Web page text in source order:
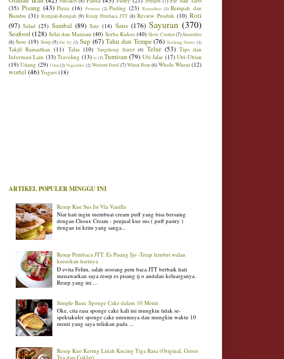
(35) Pisang (43) Pizza (16) Promosi (2) Puding (23) Ramadhan (1) Rempah dan
Bumbu (31) Rempah-Rempah (9) Resep Pembaca JTT (8) Review Produk (10) Roti
(97) Salad (25) Sambal (89) Sate (14) Saus (176) Sayuran (370)
Seafood(128) Selai dan Manisan (40) Serba Kukus (40) Slow Cooker(7)Smoothie
(8) Soto (19) Soup (5) Stir fry (2) Sup (67) Tahu dan Tempe (76) Taizhong Starter (1)
Takjil Ramadhan (11) Talas (10) Tangzhong Starter (4) Telur (53) Tips dan
Informasi Lain (33) Traveling (13) tu (1) Tumisan (79) Ubi Jalar (17) Ubi-Ubian
(19) Udang (29) Udon (2) Vegetables (2) Western Food (7)Wheat Bran(6) Whole Wheat (12)
wortel (46) Yogurt (18)
ARTIKEL POPULER MINGGU INI
Resep Kue Sus Isi Vla Vanilla
Niat hati ingin membuat cream puff yang bisa bersaing
dengan Choux Cream - penjual kue sus ( puff pastry )
dengan isi krim yang sanga...
Resep Pembaca JTT: Es Pisang Ijo -Tetap lembut walau
keesokan harinya
D evita Felim, salah seorang pem baca JTT berbaik hati
menawarkan saya resep es pisang ij o andalan keluarganya.
Resep yang ini ...
Simple Basic Sponge Cake dalam 10 Menit
Oke, cita rasa sponge cake kali ini mungkin tidak se-
spektakuler sponge cake umumnya dan mungkin waktu 10
menit yang saya tuliskan pada ...
Resep Kue Kering Lidah Kucing Tiga Rasa (Original, Green
Tea dan Coklat)